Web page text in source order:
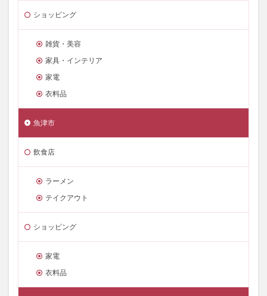
ショッピング
雑貨・美容
家具・インテリア
家電
衣料品
魚津市
飲食店
ラーメン
テイクアウト
ショッピング
家電
衣料品